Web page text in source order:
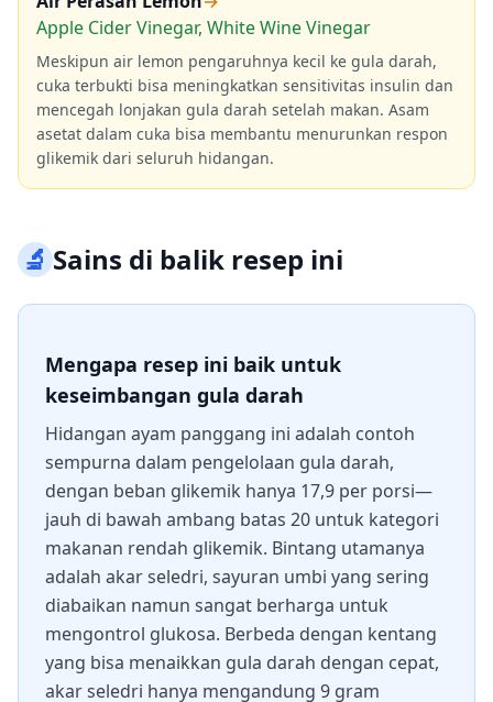
Apple Cider Vinegar, White Wine Vinegar
Meskipun air lemon pengaruhnya kecil ke gula darah,
cuka terbukti bisa meningkatkan sensitivitas insulin dan
mencegah lonjakan gula darah setelah makan. Asam
asetat dalam cuka bisa membantu menurunkan respon
glikemik dari seluruh hidangan.
🔬Sains di balik resep ini
Mengapa resep ini baik untuk
keseimbangan gula darah
Hidangan ayam panggang ini adalah contoh
sempurna dalam pengelolaan gula darah,
dengan beban glikemik hanya 17,9 per porsi—
jauh di bawah ambang batas 20 untuk kategori
makanan rendah glikemik. Bintang utamanya
adalah akar seledri, sayuran umbi yang sering
diabaikan namun sangat berharga untuk
mengontrol glukosa. Berbeda dengan kentang
yang bisa menaikkan gula darah dengan cepat,
akar seledri hanya mengandung 9 gram